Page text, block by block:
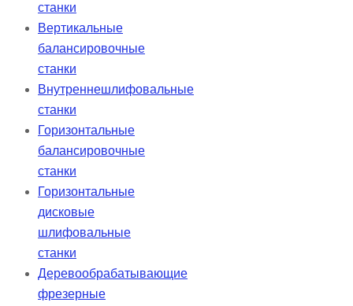
станки
Вертикальные
балансировочные
станки
Внутреннешлифовальные
станки
Горизонтальные
балансировочные
станки
Горизонтальные
дисковые
шлифовальные
станки
Деревообрабатывающие
фрезерные